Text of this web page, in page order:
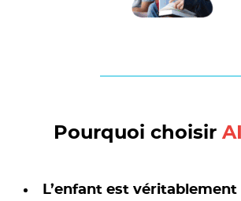
Pourquoi choisir
L’enfant est